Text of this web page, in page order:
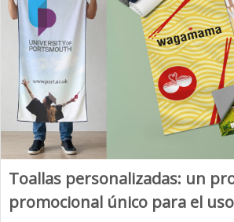
Toallas personalizadas: un
promocional único para el